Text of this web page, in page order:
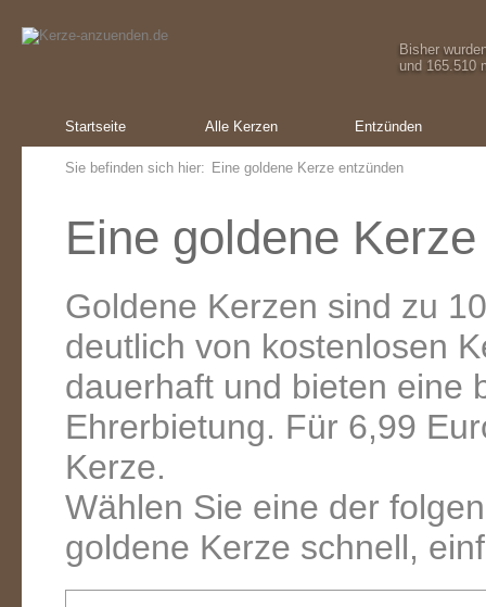
Bisher
und 165.510
Startseite Alle Kerzen Entzünden
Sie befinden sich hier: Eine goldene Kerze entzünden
Eine goldene
Goldene Kerzen sind zu
deutlich von kostenlosen
dauerhaft und bieten eine
Ehrerbietung. Für 6,99
Kerze.
Wählen Sie eine der
goldene Kerze schnell,